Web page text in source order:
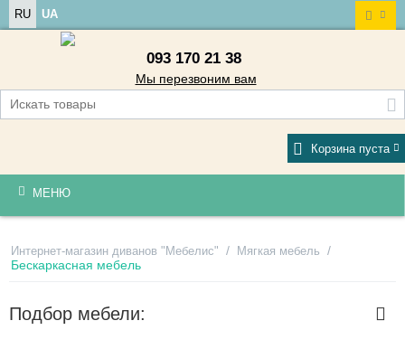
RU UA
093 170 21 38
Мы перезвоним вам
Корзина пуста
МЕНЮ
Интернет-магазин диванов "Мебелис" / Мягкая мебель /
Бескаркасная мебель
Подбор мебели: